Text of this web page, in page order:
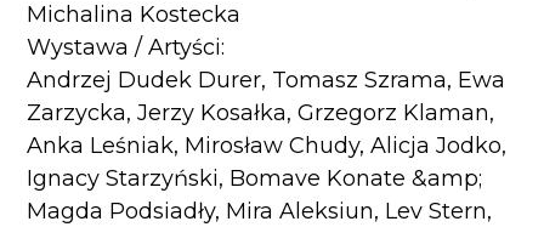
Michalina Kostecka
Wystawa / Artyści:
Andrzej Dudek Durer, Tomasz Szrama, Ewa
Zarzycka, Jerzy Kosałka, Grzegorz Klaman,
Anka Leśniak, Mirosław Chudy, Alicja Jodko,
Ignacy Starzyński, Bomave Konate &amp;
Magda Podsiadły, Mira Aleksiun, Lev Stern,